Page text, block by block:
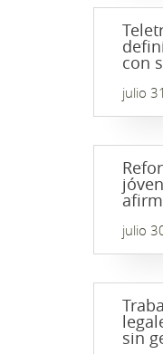
con
julio
julio
sin